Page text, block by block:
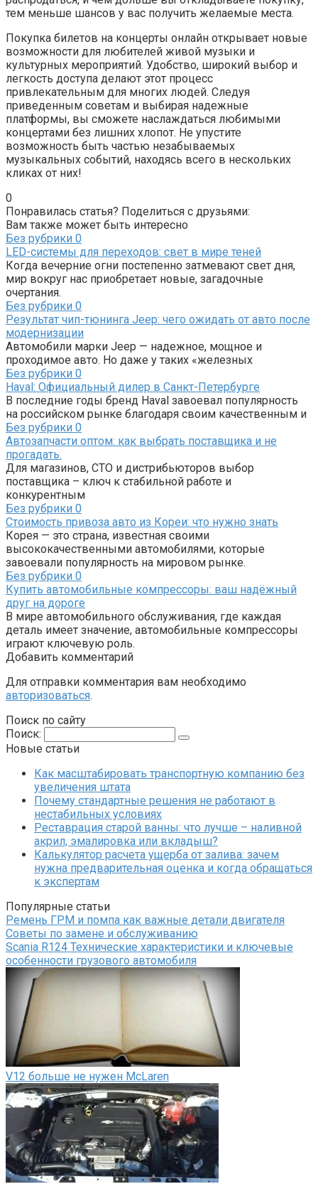
тем меньше шансов у вас получить желаемые места.
Покупка билетов на концерты онлайн открывает новые
возможности для любителей живой музыки и
культурных мероприятий. Удобство, широкий выбор и
легкость доступа делают этот процесс
привлекательным для многих людей. Следуя
приведенным советам и выбирая надежные
платформы, вы сможете наслаждаться любимыми
концертами без лишних хлопот. Не упустите
возможность быть частью незабываемых
музыкальных событий, находясь всего в нескольких
кликах от них!
0
Понравилась статья? Поделиться с друзьями:
Вам также может быть интересно
Без рубрики 0
LED-системы для переходов: свет в мире теней
Когда вечерние огни постепенно затмевают свет дня,
мир вокруг нас приобретает новые, загадочные
очертания.
Без рубрики 0
Результат чип-тюнинга Jeep: чего ожидать от авто после
модернизации
Автомобили марки Jeep — надежное, мощное и
проходимое авто. Но даже у таких «железных
Без рубрики 0
Haval: Официальный дилер в Санкт-Петербурге
В последние годы бренд Haval завоевал популярность
на российском рынке благодаря своим качественным и
Без рубрики 0
Автозапчасти оптом: как выбрать поставщика и не
прогадать.
Для магазинов, СТО и дистрибьюторов выбор
поставщика – ключ к стабильной работе и
конкурентным
Без рубрики 0
Стоимость привоза авто из Кореи: что нужно знать
Корея — это страна, известная своими
высококачественными автомобилями, которые
завоевали популярность на мировом рынке.
Без рубрики 0
Купить автомобильные компрессоры: ваш надёжный
друг на дороге
В мире автомобильного обслуживания, где каждая
деталь имеет значение, автомобильные компрессоры
играют ключевую роль.
Добавить комментарий
Для отправки комментария вам необходимо
авторизоваться.
Поиск по сайту
Поиск:
Новые статьи
Как масштабировать транспортную компанию без
увеличения штата
Почему стандартные решения не работают в
нестабильных условиях
Реставрация старой ванны: что лучше – наливной
акрил, эмалировка или вкладыш?
Калькулятор расчета ущерба от залива: зачем
нужна предварительная оценка и когда обращаться
к экспертам
Популярные статьи
Ремень ГРМ и помпа как важные детали двигателя
Советы по замене и обслуживанию
Scania R124 Технические характеристики и ключевые
особенности грузового автомобиля
V12 больше не нужен McLaren